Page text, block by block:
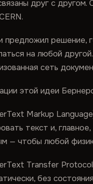
друг с
предложил решение,
на любой
сеть
этой идеи
Markup
текст и,
— чтобы любой
Transfer
без